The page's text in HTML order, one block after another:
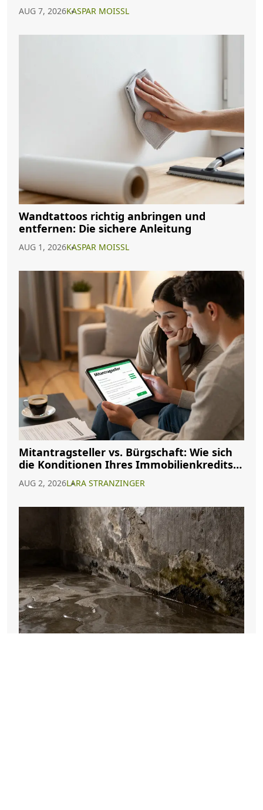
AUG 7, 2026KASPAR MOISSL
Wandtattoos richtig anbringen und
entfernen: Die sichere Anleitung
AUG 1, 2026KASPAR MOISSL
Mitantragsteller vs. Bürgschaft: Wie sich
die Konditionen Ihres Immobilienkredits
AUG 2, 2026LARA STRANZINGER